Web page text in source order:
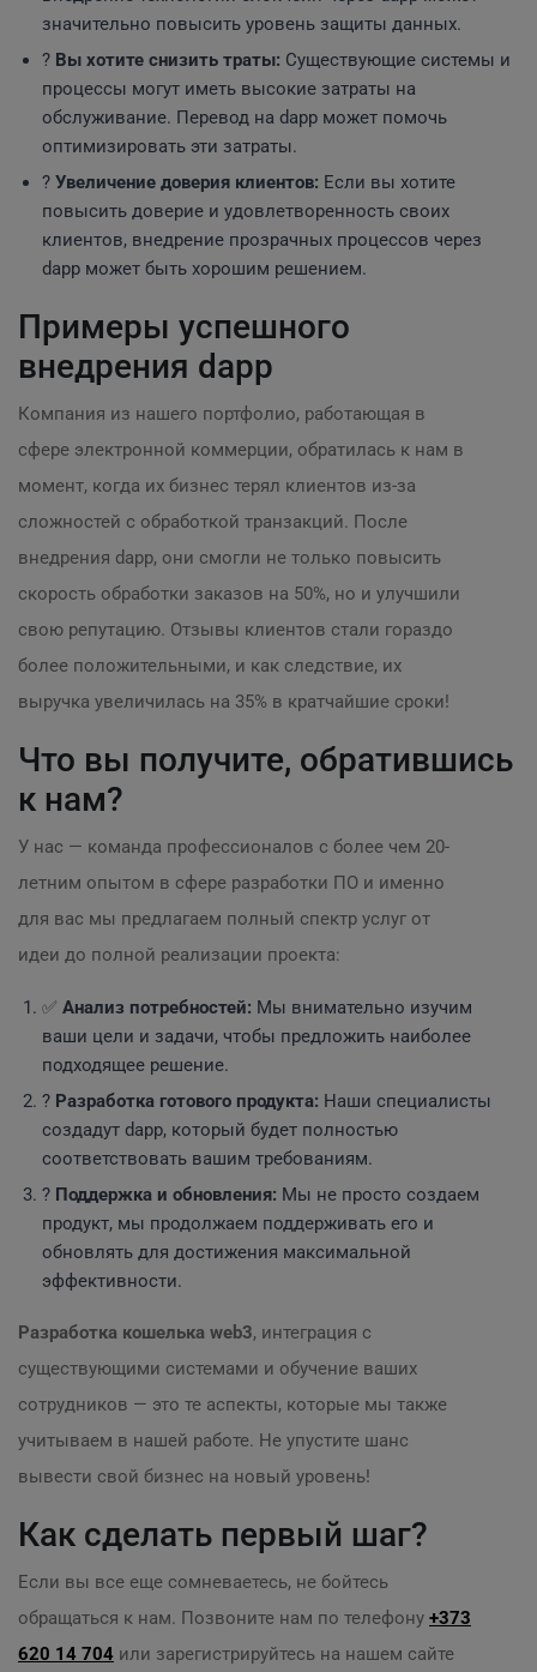
значительно повысить уровень защиты данных.
? Вы хотите снизить траты: Существующие системы и
процессы могут иметь высокие затраты на
обслуживание. Перевод на dapp может помочь
оптимизировать эти затраты.
? Увеличение доверия клиентов: Если вы хотите
повысить доверие и удовлетворенность своих
клиентов, внедрение прозрачных процессов через
dapp может быть хорошим решением.
Примеры успешного
внедрения dapp
Компания из нашего портфолио, работающая в
сфере электронной коммерции, обратилась к нам в
момент, когда их бизнес терял клиентов из-за
сложностей с обработкой транзакций. После
внедрения dapp, они смогли не только повысить
скорость обработки заказов на 50%, но и улучшили
свою репутацию. Отзывы клиентов стали гораздо
более положительными, и как следствие, их
выручка увеличилась на 35% в кратчайшие сроки!
Что вы получите, обратившись
к нам?
У нас — команда профессионалов с более чем 20-
летним опытом в сфере разработки ПО и именно
для вас мы предлагаем полный спектр услуг от
идеи до полной реализации проекта:
✅ Анализ потребностей: Мы внимательно изучим
ваши цели и задачи, чтобы предложить наиболее
подходящее решение.
?️ Разработка готового продукта: Наши специалисты
создадут dapp, который будет полностью
соответствовать вашим требованиям.
? Поддержка и обновления: Мы не просто создаем
продукт, мы продолжаем поддерживать его и
обновлять для достижения максимальной
эффективности.
Разработка кошелька web3, интеграция с
существующими системами и обучение ваших
сотрудников — это те аспекты, которые мы также
учитываем в нашей работе. Не упустите шанс
вывести свой бизнес на новый уровень!
Как сделать первый шаг?
Если вы все еще сомневаетесь, не бойтесь
обращаться к нам. Позвоните нам по телефону +373
620 14 704 или зарегистрируйтесь на нашем сайте